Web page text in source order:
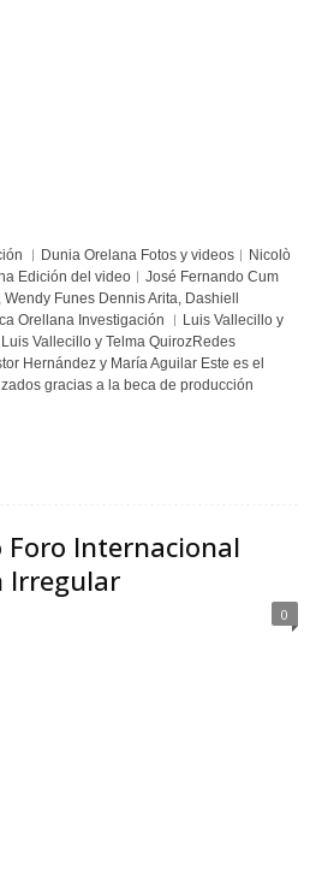
︱Dunia Orelana Fotos y videos︱Nicolò
Edición del video︱José Fernando Cum
Funes Dennis Arita, Dashiell
Orellana Investigación ︱Luis Vallecillo y
Vallecillo y Telma QuirozRedes
Hernández y María Aguilar Este es el
gracias a la beca de producción
Internacional
Irregular
0